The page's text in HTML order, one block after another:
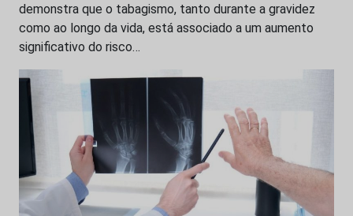
demonstra que o tabagismo, tanto durante a gravidez
como ao longo da vida, está associado a um aumento
significativo do risco…